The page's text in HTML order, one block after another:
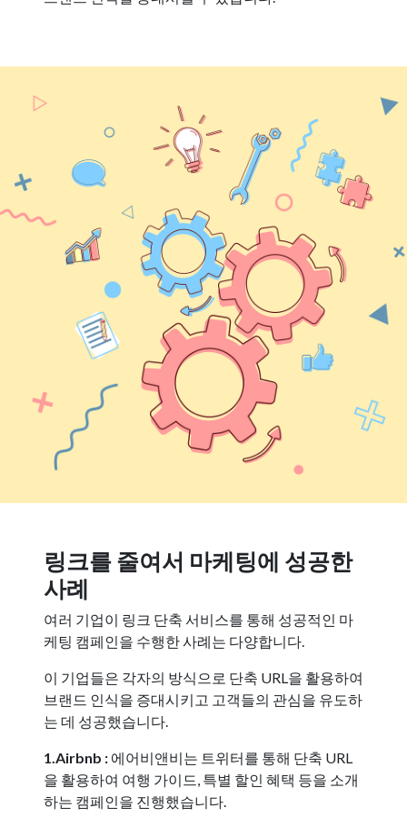
링크를 줄여서 마케팅에 성공한
사례
여러 기업이 링크 단축 서비스를 통해 성공적인 마
케팅 캠페인을 수행한 사례는 다양합니다.
이 기업들은 각자의 방식으로 단축 URL을 활용하여
브랜드 인식을 증대시키고 고객들의 관심을 유도하
는 데 성공했습니다.
1.Airbnb : 에어비앤비는 트위터를 통해 단축 URL
을 활용하여 여행 가이드, 특별 할인 혜택 등을 소개
하는 캠페인을 진행했습니다.